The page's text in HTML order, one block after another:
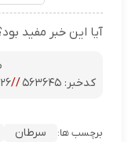
آیا این خبر مفید
کدخبر: ۵۶۳۶۴۵ //۲۶ اردیبهشت ۱۴۰۵
برچسب ها: سرطان